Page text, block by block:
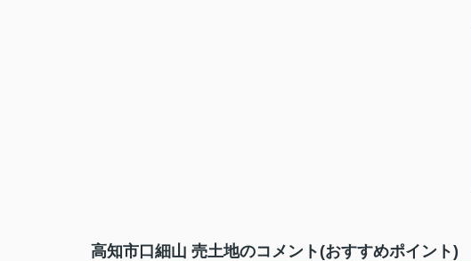
高知市口細山 売土地のコメント(おすすめポイント)